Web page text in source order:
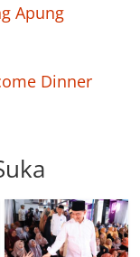
Apung
Dinner